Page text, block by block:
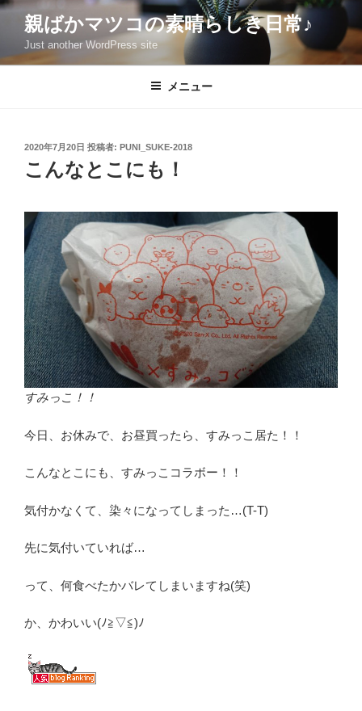
コ
ン
親ばかマツコの素晴らしき日常♪
Just another WordPress site
メニュー
投
稿
日:
2020年7月20日 投稿者: PUNI_SUKE-2018
こんなとこにも！
すみっこ！！
今日、お休みで、お昼買ったら、すみっこ居た！！
こんなとこにも、すみっこコラボー！！
気付かなくて、染々になってしまった…(T-T)
先に気付いていれば…
って、何食べたかバレてしまいますね(笑)
か、かわいい(ﾉ≧▽≦)ﾉ